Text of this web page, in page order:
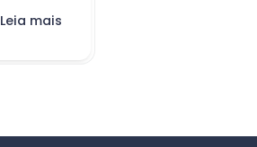
Leia mais